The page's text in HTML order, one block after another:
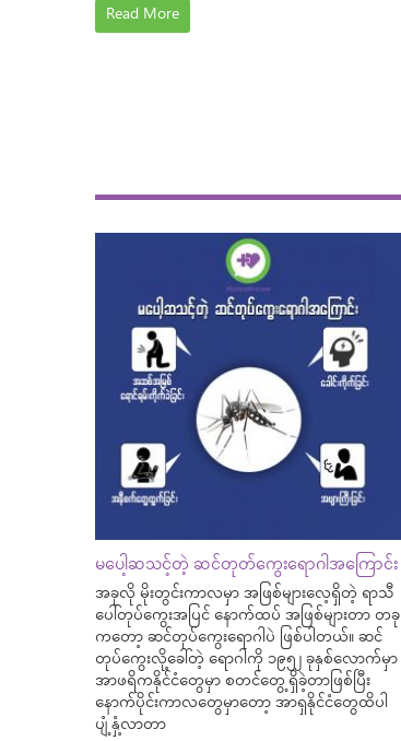
Read More
မပေါ့ဆသင့်တဲ့ ဆင်တုတ်ကွေးရောဂါအကြောင်း
အခုလို မိုးတွင်းကာလမှာ အဖြစ်များလေ့ရှိတဲ့ ရာသီ
ပေါ်တုပ်ကွေးအပြင် နောက်ထပ် အဖြစ်များတာ တခု
ကတော့ ဆင်တုပ်ကွေးရောဂါပဲ ဖြစ်ပါတယ်။ ဆင်
တုပ်ကွေးလို့ခေါ်တဲ့ ရောဂါကို ၁၉၅၂ ခုနှစ်လောက်မှာ
အာဖရိကနိုင်ငံတွေမှာ စတင်တွေ့ရှိခဲ့တာဖြစ်ပြီး
နောက်ပိုင်းကာလတွေမှာတော့ အာရှနိုင်ငံတွေထိပါ
ပျံ့နှံ့လာတာ